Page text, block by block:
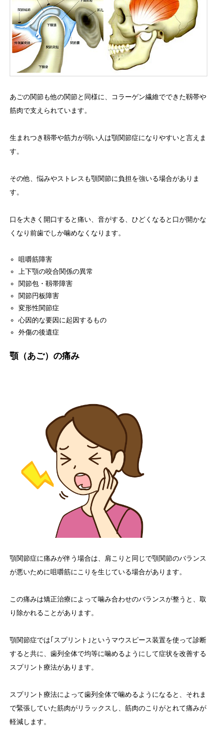
あごの関節も他の関節と同様に、コラーゲン繊維でできた靱帯や
筋肉で支えられています。
生まれつき靱帯や筋力が弱い人は顎関節症になりやすいと言えま
す。
その他、悩みやストレスも顎関節に負担を強いる場合がありま
す。
口を大きく開口すると痛い、音がする、ひどくなると口が開かな
くなり前歯でしか噛めなくなります。
咀嚼筋障害
上下顎の咬合関係の異常
関節包・靱帯障害
関節円板障害
変形性関節症
心因的な要因に起因するもの
外傷の後遺症
顎（あご）の痛み
顎関節症に痛みが伴う場合は、肩こりと同じで顎関節のバランス
が悪いために咀嚼筋にこりを生じている場合があります。
この痛みは矯正治療によって噛み合わせのバランスが整うと、取
り除かれることがあります。
顎関節症では｢スプリント｣というマウスピース装置を使って診断
すると共に、歯列全体で均等に噛めるようにして症状を改善する
スプリント療法があります。
スプリント療法によって歯列全体で噛めるようになると、それま
で緊張していた筋肉がリラックスし、筋肉のこりがとれて痛みが
軽減します。